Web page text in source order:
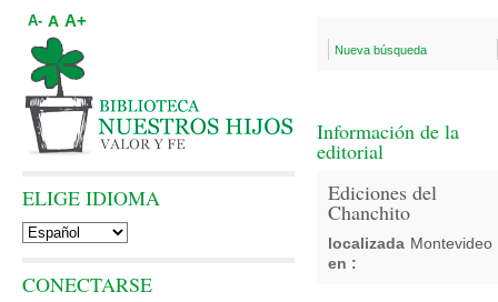
Nueva búsqueda
Información de la
editorial
Ediciones del
Chanchito
localizada
en :
Montevideo
A- A A+
ELIGE IDIOMA
CONECTARSE